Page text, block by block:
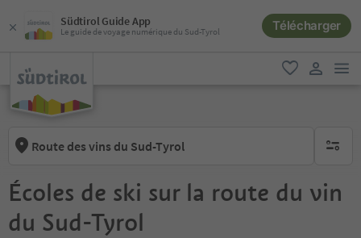
Südtirol Guide App
Le guide de voyage numérique du Sud-Tyrol Télécharger
favori
Route des vins du Sud-Tyrol aucun
Écoles de ski sur la route du vin
du Sud-Tyrol